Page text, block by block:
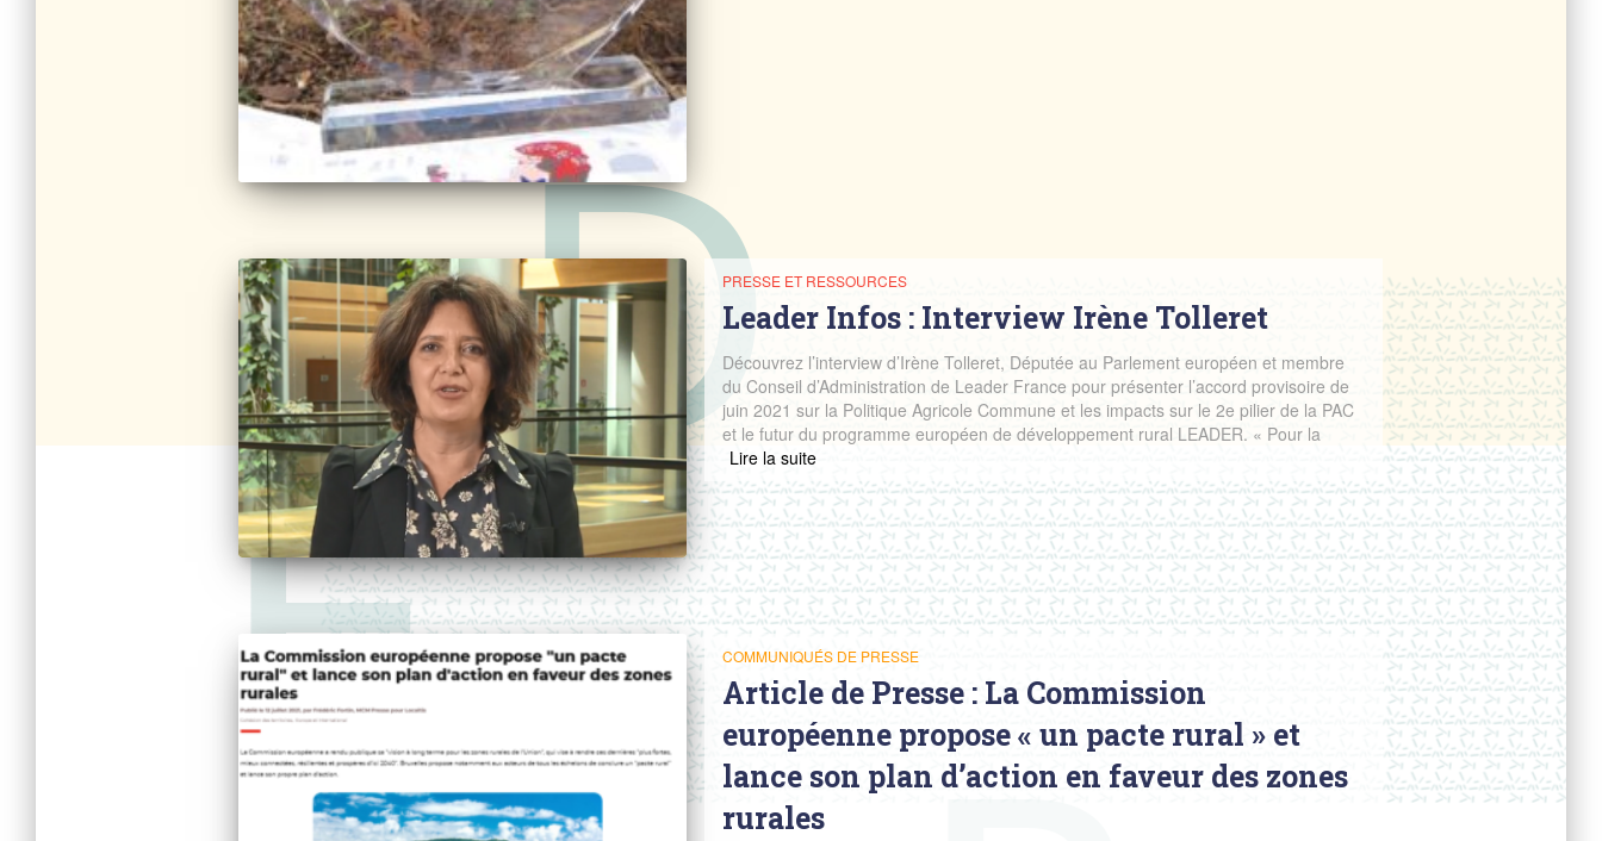
PRESSE ET RESSOURCES
Leader Infos : Interview Irène Tolleret
Découvrez l’interview d’Irène Tolleret, Députée au Parlement européen et membre
du Conseil d’Administration de Leader France pour présenter l’accord provisoire de
juin 2021 sur la Politique Agricole Commune et les impacts sur le 2e pilier de la PAC
et le futur du programme européen de développement rural LEADER. « Pour la
Read more
COMMUNIQUÉS DE PRESSE
Article de Presse : La Commission
européenne propose « un pacte rural » et
lance son plan d’action en faveur des zones
rurales